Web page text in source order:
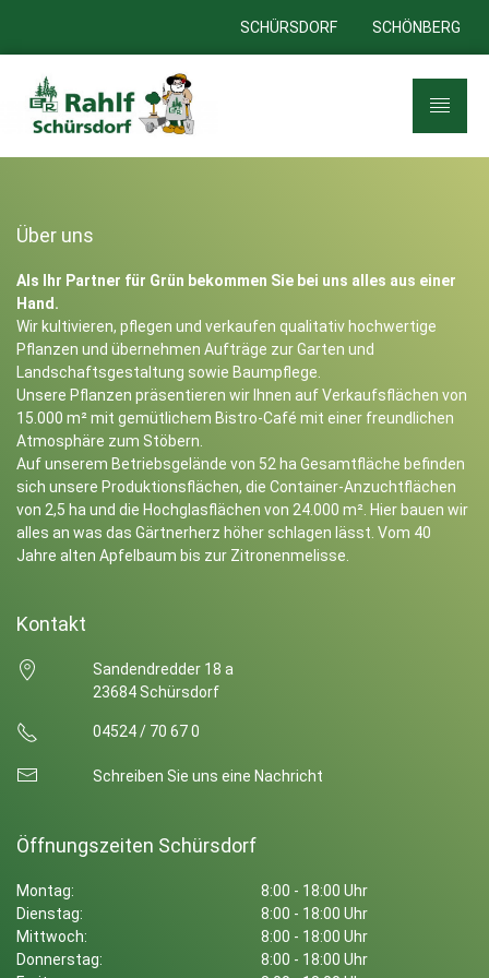
SCHÜRSDORF SCHÖNBERG
Über uns
Als Ihr Partner für Grün bekommen Sie bei uns alles aus einer
Hand.
Wir kultivieren, pflegen und verkaufen qualitativ hochwertige
Pflanzen und übernehmen Aufträge zur Garten und
Landschaftsgestaltung sowie Baumpflege.
Unsere Pflanzen präsentieren wir Ihnen auf Verkaufsflächen von
15.000 m² mit gemütlichem Bistro-Café mit einer freundlichen
Atmosphäre zum Stöbern.
Auf unserem Betriebsgelände von 52 ha Gesamtfläche befinden
sich unsere Produktionsflächen, die Container-Anzuchtflächen
von 2,5 ha und die Hochglasflächen von 24.000 m². Hier bauen wir
alles an was das Gärtnerherz höher schlagen lässt. Vom 40
Jahre alten Apfelbaum bis zur Zitronenmelisse.
Kontakt
Sandendredder 18 a
23684 Schürsdorf
04524 / 70 67 0
Schreiben Sie uns eine Nachricht
Öffnungszeiten Schürsdorf
Montag:
Dienstag:
Mittwoch:
Donnerstag:
8:00 - 18:00 Uhr
8:00 - 18:00 Uhr
8:00 - 18:00 Uhr
8:00 - 18:00 Uhr